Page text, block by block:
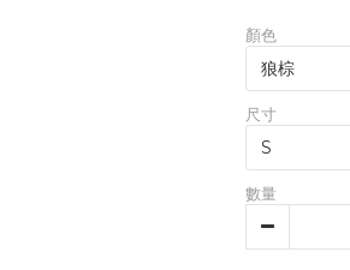
顏色
尺寸
數量